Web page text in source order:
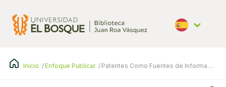
contenido
principal
Español
Inicio Enfoque Publicar Patentes Como Fuentes de Información